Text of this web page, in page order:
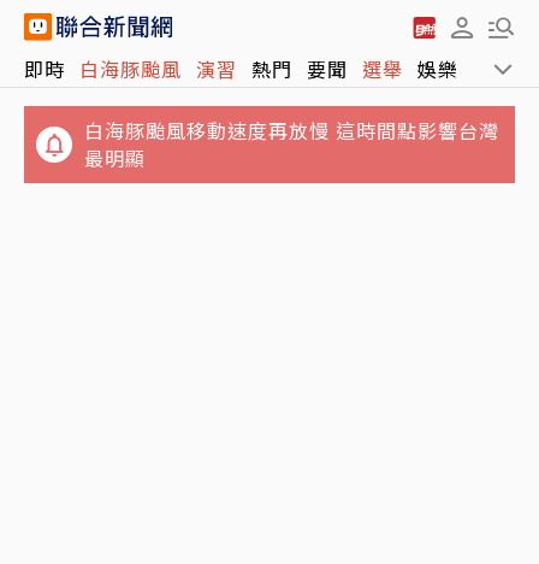
即時 白海豚颱風 演習 熱門 要聞 選舉 娛樂 運動
白海豚颱風移動速度再放慢 這時間點影響台灣
最明顯